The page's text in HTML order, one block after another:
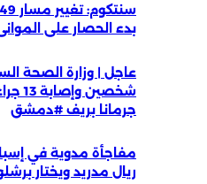
بدء الحصار على الموانئ
عاجل | وزارة الصحة
شخصين
جرمانا بريف #دمشق
مفاجأة مدوية في
ريال مدريد ويختار